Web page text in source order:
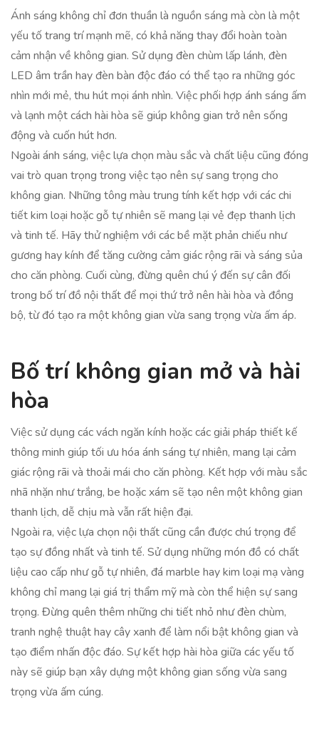
Ánh sáng không chỉ đơn thuần là nguồn sáng mà còn là một
yếu tố trang trí mạnh mẽ, có khả năng thay đổi hoàn toàn
cảm nhận về không gian. Sử dụng đèn chùm lấp lánh, đèn
LED âm trần hay đèn bàn độc đáo có thể tạo ra những góc
nhìn mới mẻ, thu hút mọi ánh nhìn. Việc phối hợp ánh sáng ấm
và lạnh một cách hài hòa sẽ giúp không gian trở nên sống
động và cuốn hút hơn.
Ngoài ánh sáng, việc lựa chọn màu sắc và chất liệu cũng đóng
vai trò quan trọng trong việc tạo nên sự sang trọng cho
không gian. Những tông màu trung tính kết hợp với các chi
tiết kim loại hoặc gỗ tự nhiên sẽ mang lại vẻ đẹp thanh lịch
và tinh tế. Hãy thử nghiệm với các bề mặt phản chiếu như
gương hay kính để tăng cường cảm giác rộng rãi và sáng sủa
cho căn phòng. Cuối cùng, đừng quên chú ý đến sự cân đối
trong bố trí đồ nội thất để mọi thứ trở nên hài hòa và đồng
bộ, từ đó tạo ra một không gian vừa sang trọng vừa ấm áp.
Bố trí không gian mở và hài
hòa
Việc sử dụng các vách ngăn kính hoặc các giải pháp thiết kế
thông minh giúp tối ưu hóa ánh sáng tự nhiên, mang lại cảm
giác rộng rãi và thoải mái cho căn phòng. Kết hợp với màu sắc
nhã nhặn như trắng, be hoặc xám sẽ tạo nên một không gian
thanh lịch, dễ chịu mà vẫn rất hiện đại.
Ngoài ra, việc lựa chọn nội thất cũng cần được chú trọng để
tạo sự đồng nhất và tinh tế. Sử dụng những món đồ có chất
liệu cao cấp như gỗ tự nhiên, đá marble hay kim loại mạ vàng
không chỉ mang lại giá trị thẩm mỹ mà còn thể hiện sự sang
trọng. Đừng quên thêm những chi tiết nhỏ như đèn chùm,
tranh nghệ thuật hay cây xanh để làm nổi bật không gian và
tạo điểm nhấn độc đáo. Sự kết hợp hài hòa giữa các yếu tố
này sẽ giúp bạn xây dựng một không gian sống vừa sang
trọng vừa ấm cúng.